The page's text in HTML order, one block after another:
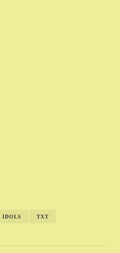
IDOLS TXT